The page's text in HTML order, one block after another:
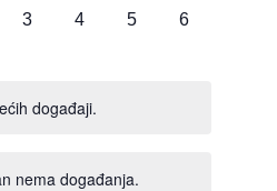
0
3
0
4
0
5
0
6
događaji.
nema događanja.